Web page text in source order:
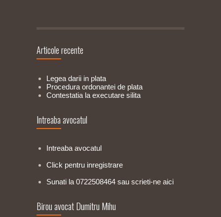
Articole recente
Legea darii in plata
Procedura ordonantei de plata
Contestatia la executare silita
Intreaba avocatul
Intreaba avocatul
Click pentru inregistrare
Sunati la 0722508464 sau scrieti-ne aici
Birou avocat Dumitru Mihu